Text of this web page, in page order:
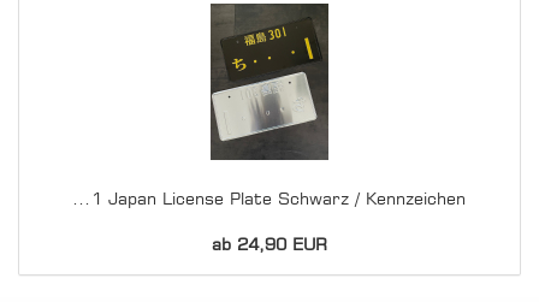
...1 Japan License Plate Schwarz / Kennzeichen
ab 24,90 EUR